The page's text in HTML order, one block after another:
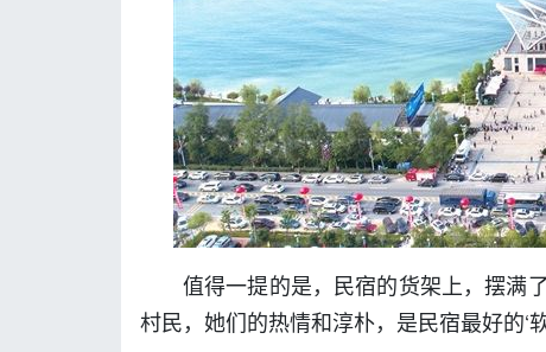
值得一提的是，民宿的货架上，摆满
村民，她们的热情和淳朴，是民宿最好的‘